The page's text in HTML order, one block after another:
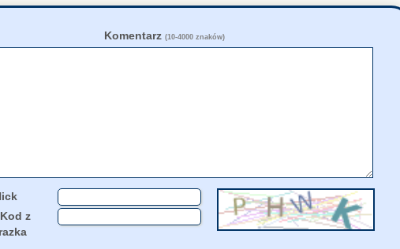
29 Lipca, 2026 12:13 QTWU
56386 num num catnapisał(a)komentarz
Komentarz (10-4000 znaków)
Kod z